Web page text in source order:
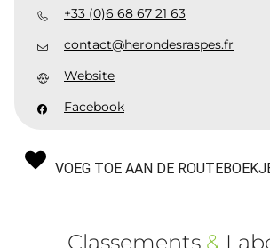
+33 (0)6 68 67 21 63
contact@herondesraspes.fr
Website
Facebook
VOEG TOE AAN DE
Classements &